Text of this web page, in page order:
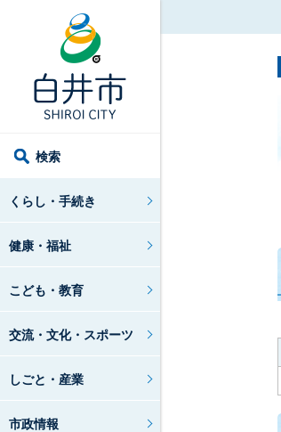
検索
くらし・手続き
健康・福祉
こども・教育
交流・文化・スポーツ
しごと・産業
市政情報